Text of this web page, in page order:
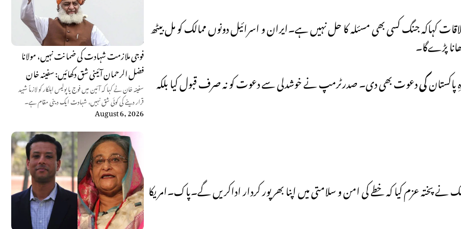
فوجی ملازمت شہادت کی ضمانت نہیں، مولانا
فضل الرحمان آئینی شق دکھائیں: سفینہ خان
سفینہ خان نے کہا کہ آئین میں فوج یا پولیس اہلکار کو لازماً شہید
قرار دینے کی کوئی شق نہیں، شہادت ایک دینی مقام ہے۔
August 6, 2026
کہاکہ جنگ کسی بھی مسئلہ کا حل نہیں ہے۔ایران و اسرائیل دونوں ممالک کو مل بیٹھ
پڑےگا۔
کیدعوت بھی دی۔ صدرٹرمپ نے خوشدلی سے دعوت کو نہ صرف قبول کیا بلکہ
پختہ عزم کیا کہ خطے کی امن و سلامتی میں اپنا بھرپور کردار اداکریں گے۔پاک۔امریکا